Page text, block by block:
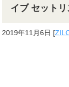
イブ セットリ
2019年11月6日 [